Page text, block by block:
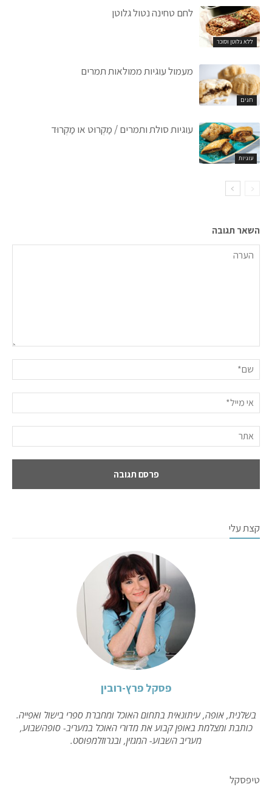
ללא גלוטן וסוכר
לחם טחינה נטול גלוטן
חגים
מעמול עוגיות ממולאות תמרים
עוגיות
עוגיות סולת ותמרים / מַקְרוּט או מַקְרוּד
השאר תגובה
קצת עלי
פסקל פרץ-רובין
בשלנית, אופה, עיתונאית בתחום האוכל ומחברת ספרי בישול ואפייה.
כותבת ומצלמת באופן קבוע את מדורי האוכל במעריב- סופהשבוע,
מעריב השבוע- המגזין, ובגרוזלמפוסט.
טיפסקל